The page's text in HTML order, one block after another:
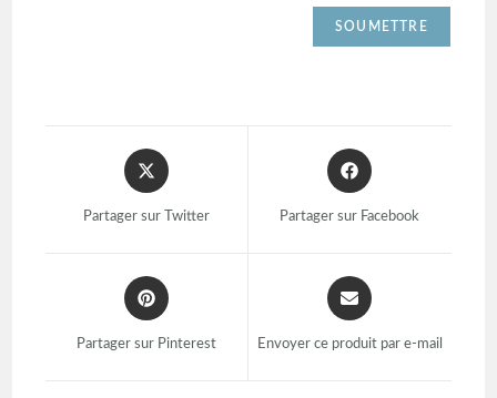
Partager sur Twitter Partager sur Facebook
Partager sur Pinterest Envoyer ce produit par e-mail